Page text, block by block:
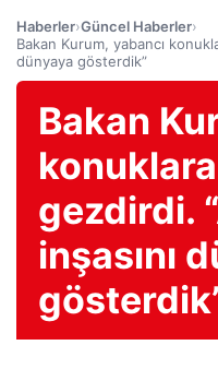
Haberler›Güncel Haberler›
Bakan Kurum, yabancı
dünyaya gösterdik”
Bakan
konuklara
gezdirdi.
inşasını